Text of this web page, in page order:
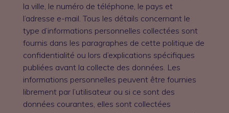
la ville, le numéro de téléphone, le pays et
l’adresse e-mail. Tous les détails concernant le
type d’informations personnelles collectées sont
fournis dans les paragraphes de cette politique de
confidentialité ou lors d’explications spécifiques
publiées avant la collecte des données. Les
informations personnelles peuvent être fournies
librement par l’utilisateur ou si ce sont des
données courantes, elles sont collectées